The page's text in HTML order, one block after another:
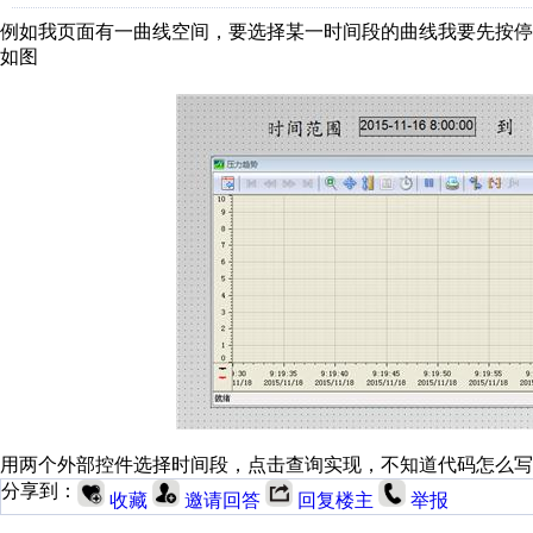
例如我页面有一曲线空间，要选择某一时间段的曲线我要先按
如图
用两个外部控件选择时间段，点击查询实现，不知道代码怎么
分享到：
收藏 邀请回答 回复楼主 举报